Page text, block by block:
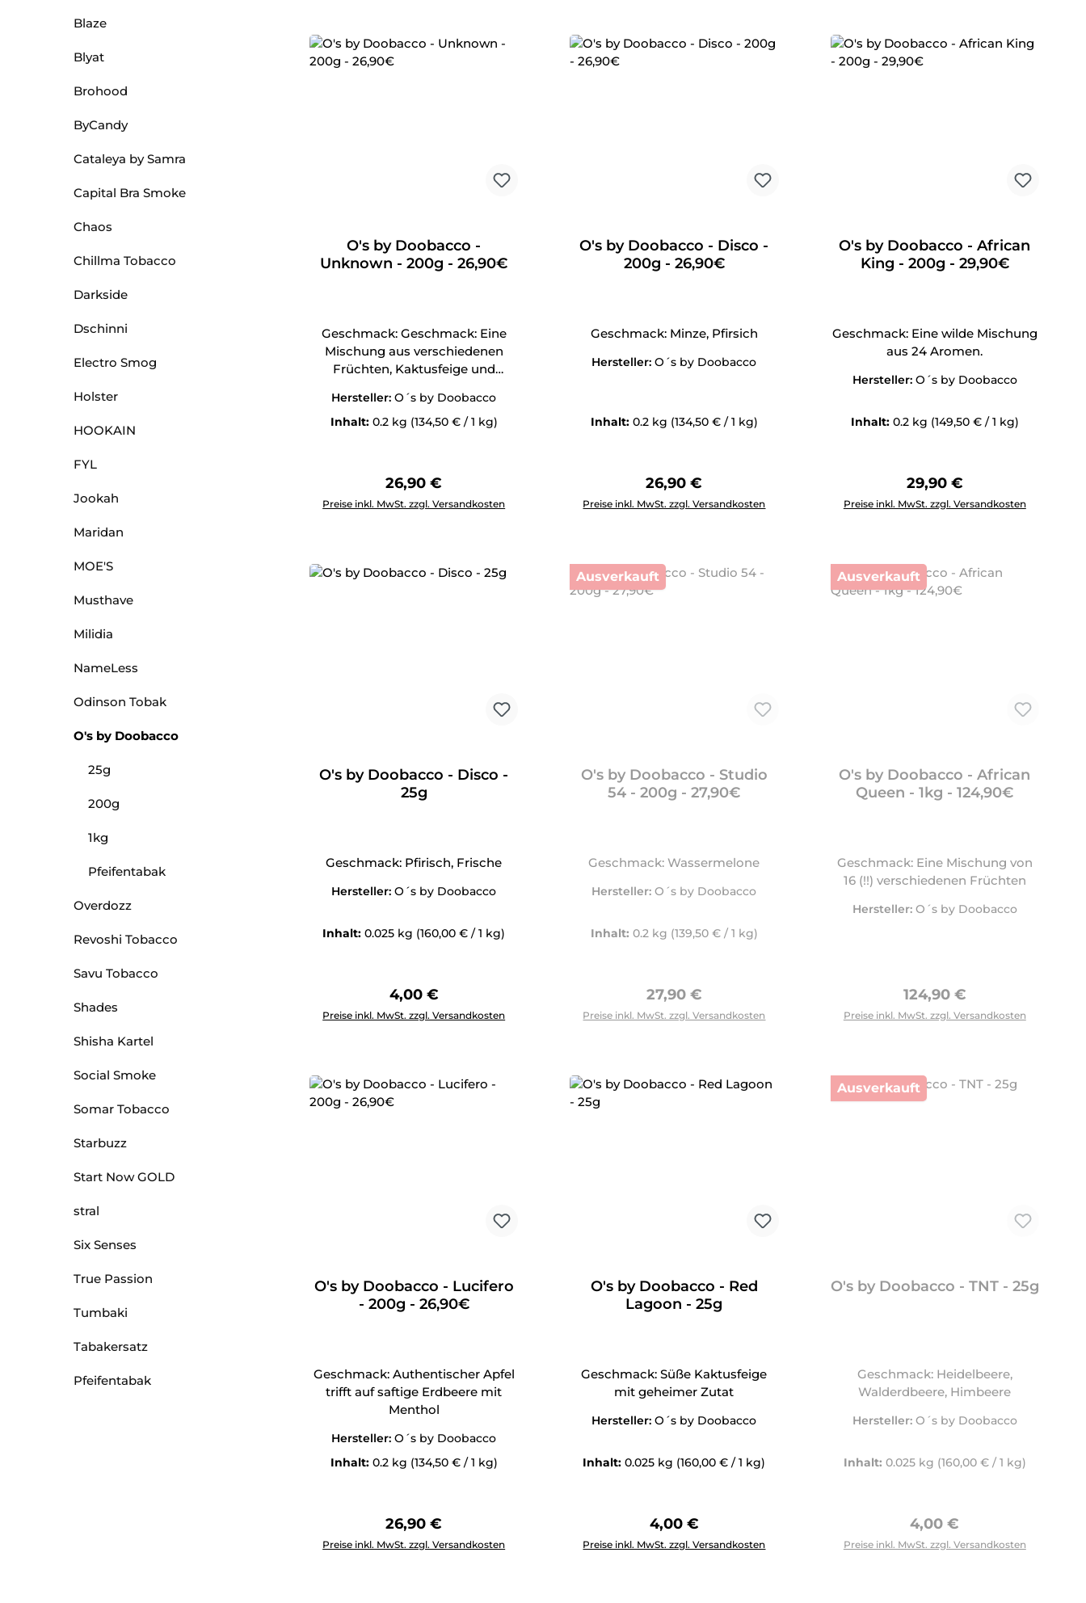
Blaze
Blyat
Brohood
ByCandy
Cataleya by Samra
Capital Bra Smoke
Chaos
Chillma Tobacco
Darkside
Dschinni
Electro Smog
Holster
HOOKAIN
FYL
Jookah
Maridan
MOE'S
Musthave
Milidia
NameLess
Odinson Tobak
O's by Doobacco
25g
200g
1kg
Pfeifentabak
Overdozz
Revoshi Tobacco
Savu Tobacco
Shades
Shisha Kartel
Social Smoke
Somar Tobacco
Starbuzz
Start Now GOLD
stral
Six Senses
True Passion
Tumbaki
Tabakersatz
Pfeifentabak
O's by Doobacco -
Unknown - 200g - 26,90€
Geschmack: Geschmack: Eine
Mischung aus verschiedenen
Früchten, Kaktusfeige und
Hersteller:O´s by Doobacco
Inhalt: 0.2 kg (134,50 € / 1 kg)
Regulärer Preis:
26,90 €
Preise inkl. MwSt. zzgl. Versandkosten
Produkt Anzahl: Gib den gewünschten Wert ein oder benutze die Schaltflächen um die Anzahl zu erhöhen oder zu reduzieren.
O's by Doobacco - Disco -
200g - 26,90€
Geschmack: Minze, Pfirsich
Hersteller:O´s by Doobacco
Inhalt: 0.2 kg (134,50 € / 1 kg)
Regulärer Preis:
26,90 €
Preise inkl. MwSt. zzgl. Versandkosten
Produkt Anzahl: Gib den gewünschten Wert ein oder benutze die Schaltflächen um
O's by Doobacco - African
King - 200g - 29,90€
Geschmack: Eine wilde Mischung
aus 24 Aromen.
Hersteller: O´s by Doobacco
Inhalt: 0.2 kg (149,50 € / 1 kg)
Regulärer Preis:
29,90 €
Preise inkl. MwSt. zzgl. Versandkosten
Produkt Anzahl: Gib den gewünschten
O's by Doobacco - Disco -
25g
Geschmack: Pfirisch, Frische
Hersteller:O´s by Doobacco
Inhalt:0.025 kg (160,00 € / 1 kg)
Regulärer Preis:
4,00 €
Preise inkl. MwSt. zzgl. Versandkosten
Produkt Anzahl: Gib den gewünschten Wert ein oder benutze die Schaltflächen um die Anzahl zu erhöhen oder zu reduzieren.
Ausverkauft
O's by Doobacco - Studio
54 - 200g - 27,90€
Geschmack: Wassermelone
Hersteller:O´s by Doobacco
Inhalt: 0.2 kg (139,50 € / 1 kg)
Regulärer Preis:
27,90 €
Preise inkl. MwSt. zzgl. Versandkosten
Ausverkauft
O's by Doobacco - African
Queen - 1kg - 124,90€
Geschmack: Eine Mischung von
16 (!!) verschiedenen Früchten
Hersteller: O´s by Doobacco
Regulärer Preis:
124,90 €
Preise inkl. MwSt. zzgl. Versandkosten
O's by Doobacco - Lucifero
- 200g - 26,90€
Geschmack: Authentischer Apfel
trifft auf saftige Erdbeere mit
Menthol
Hersteller:O´s by Doobacco
Inhalt: 0.2 kg (134,50 € / 1 kg)
Regulärer Preis:
26,90 €
Preise inkl. MwSt. zzgl. Versandkosten
Produkt Anzahl: Gib den gewünschten Wert ein oder benutze die Schaltflächen um die Anzahl zu erhöhen oder zu reduzieren.
O's by Doobacco - Red
Lagoon - 25g
Geschmack: Süße Kaktusfeige
mit geheimer Zutat
Hersteller:O´s by Doobacco
Inhalt:0.025 kg (160,00 € / 1 kg)
Regulärer Preis:
4,00 €
Preise inkl. MwSt. zzgl. Versandkosten
Produkt Anzahl: Gib den gewünschten Wert ein oder benutze die Schaltflächen um
Ausverkauft
O's by Doobacco - TNT - 25g
Geschmack: Heidelbeere,
Walderdbeere, Himbeere
Hersteller: O´s by Doobacco
Inhalt: 0.025 kg (160,00 € / 1 kg)
Regulärer Preis:
4,00 €
Preise inkl. MwSt. zzgl. Versandkosten